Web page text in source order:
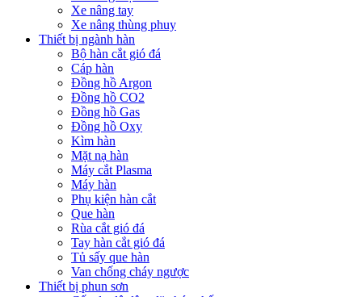
Xe nâng tay
Xe nâng thùng phuy
Thiết bị ngành hàn
Bộ hàn cắt gió đá
Cáp hàn
Đồng hồ Argon
Đồng hồ CO2
Đồng hồ Gas
Đồng hồ Oxy
Kìm hàn
Mặt nạ hàn
Máy cắt Plasma
Máy hàn
Phụ kiện hàn cắt
Que hàn
Rùa cắt gió đá
Tay hàn cắt gió đá
Tủ sấy que hàn
Van chống cháy ngược
Thiết bị phun sơn